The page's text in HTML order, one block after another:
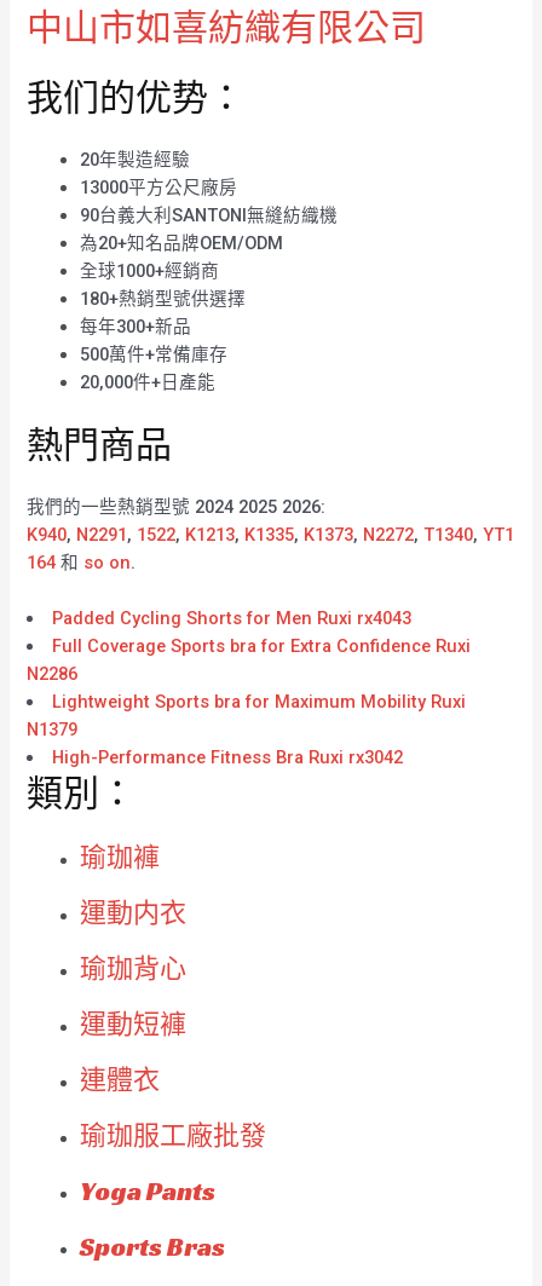
中山市如喜紡織有限公司
我们的优势：
20年製造經驗
13000平方公尺廠房
90台義大利SANTONI無縫紡織機
為20+知名品牌OEM/ODM
全球1000+經銷商
180+熱銷型號供選擇
每年300+新品
500萬件+常備庫存
20,000件+日產能
熱門商品
我們的一些熱銷型號 2024 2025 2026:
K940, N2291, 1522, K1213, K1335, K1373, N2272,T1340,YT1
164 和 so on.
Padded Cycling Shorts for Men Ruxi rx4043
Full Coverage Sports bra for Extra Confidence Ruxi
N2286
Lightweight Sports bra for Maximum Mobility Ruxi
N1379
High-Performance Fitness Bra Ruxi rx3042
類別：
瑜珈褲
運動内衣
瑜珈背心
運動短褲
連體衣
瑜珈服工廠批發
Yoga Pants
Sports Bras